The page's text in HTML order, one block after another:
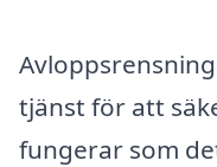
tjänst för att
fungerar som